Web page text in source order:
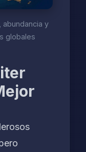
abundancia y
globales